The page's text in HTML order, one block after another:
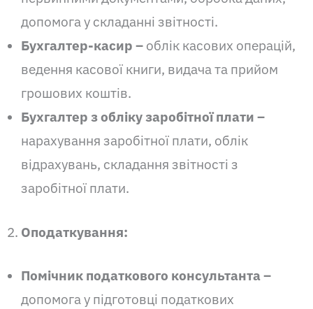
допомога у складанні звітності.
Бухгалтер-касир – облік касових операцій,
ведення касової книги, видача та прийом
грошових коштів.
Бухгалтер з обліку заробітної плати –
нарахування заробітної плати, облік
відрахувань, складання звітності з
заробітної плати.
Оподаткування:
Помічник податкового консультанта –
допомога у підготовці податкових